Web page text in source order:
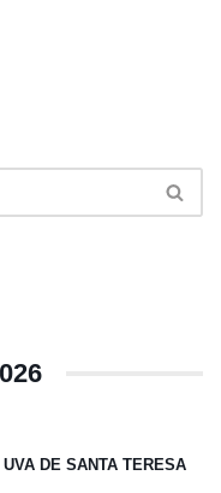
DE SANTA TERESA